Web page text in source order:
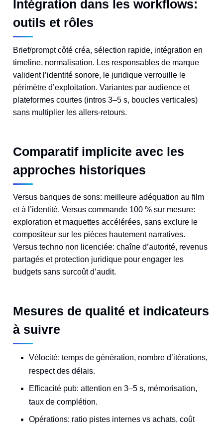
Intégration dans les workflows:
outils et rôles
Brief/prompt côté créa, sélection rapide, intégration en
timeline, normalisation. Les responsables de marque
valident l’identité sonore, le juridique verrouille le
périmètre d’exploitation. Variantes par audience et
plateformes courtes (intros 3–5 s, boucles verticales)
sans multiplier les allers-retours.
Comparatif implicite avec les
approches historiques
Versus banques de sons: meilleure adéquation au film
et à l’identité. Versus commande 100 % sur mesure:
exploration et maquettes accélérées, sans exclure le
compositeur sur les pièces hautement narratives.
Versus techno non licenciée: chaîne d’autorité, revenus
partagés et protection juridique pour engager les
budgets sans surcoût d’audit.
Mesures de qualité et indicateurs
à suivre
Vélocité: temps de génération, nombre d’itérations,
respect des délais.
Efficacité pub: attention en 3–5 s, mémorisation,
taux de complétion.
Opérations: ratio pistes internes vs achats, coût